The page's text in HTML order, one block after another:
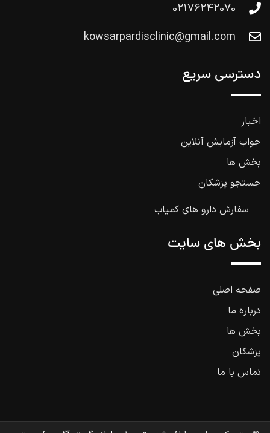
02176242070
kowsarpardisclinic@gmail.com
دسترسی سریع
اخبار
جواب آزمایش آنلاین
بخش ها
جستجو پزشکان
سفارش دارو های کمیاب
بخش های سایت
صفحه اصلی
درباره ما
بخش ها
پزشکان
تماس با ما